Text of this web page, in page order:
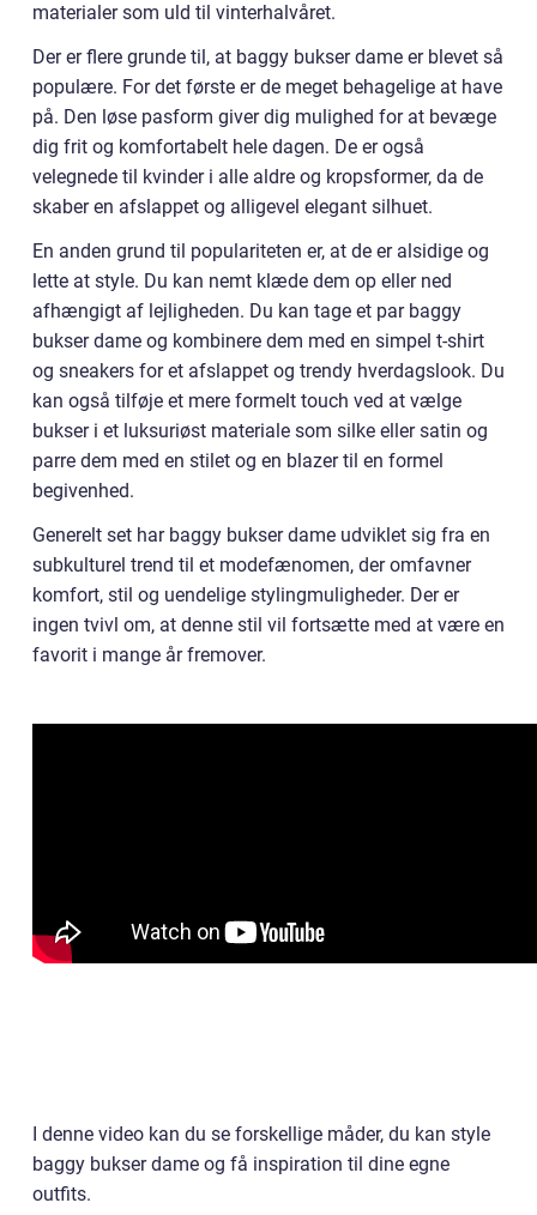
materialer som uld til vinterhalvåret.
Der er flere grunde til, at baggy bukser dame er blevet så
populære. For det første er de meget behagelige at have
på. Den løse pasform giver dig mulighed for at bevæge
dig frit og komfortabelt hele dagen. De er også
velegnede til kvinder i alle aldre og kropsformer, da de
skaber en afslappet og alligevel elegant silhuet.
En anden grund til populariteten er, at de er alsidige og
lette at style. Du kan nemt klæde dem op eller ned
afhængigt af lejligheden. Du kan tage et par baggy
bukser dame og kombinere dem med en simpel t-shirt
og sneakers for et afslappet og trendy hverdagslook. Du
kan også tilføje et mere formelt touch ved at vælge
bukser i et luksuriøst materiale som silke eller satin og
parre dem med en stilet og en blazer til en formel
begivenhed.
Generelt set har baggy bukser dame udviklet sig fra en
subkulturel trend til et modefænomen, der omfavner
komfort, stil og uendelige stylingmuligheder. Der er
ingen tvivl om, at denne stil vil fortsætte med at være en
favorit i mange år fremover.
I denne video kan du se forskellige måder, du kan style
baggy bukser dame og få inspiration til dine egne
outfits.